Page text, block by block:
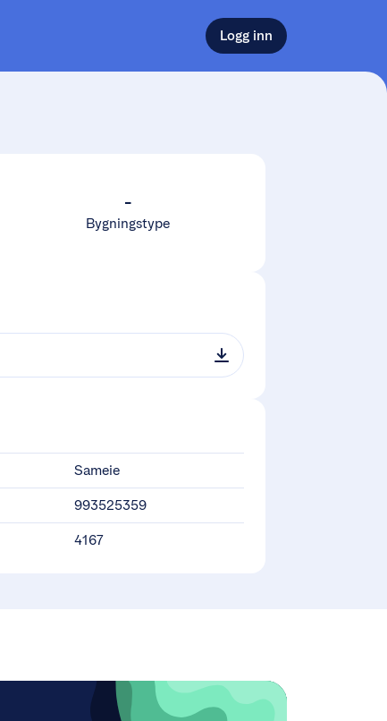
Logg inn
-
Bygningstype
Sameie
993525359
4167